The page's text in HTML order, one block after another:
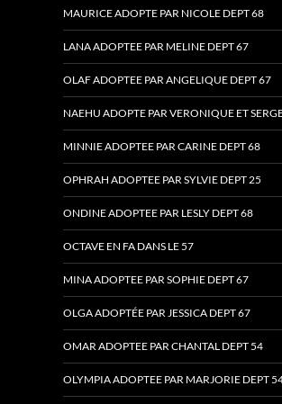
MAURICE ADOPTE PAR NICOLE DEPT 68
LANA ADOPTEE PAR MELINE DEPT 67
OLAF ADOPTEE PAR ANGELIQUE DEPT 67
NAEHU ADOPTE PAR VERONIQUE ET
MINNIE ADOPTEE PAR CARINE DEPT 68
OPHRAH ADOPTEE PAR SYLVIE DEPT 25
ONDINE ADOPTEE PAR LESLY DEPT 68
OCTAVE EN FA DANS LE 57
MINA ADOPTEE PAR SOPHIE DEPT 67
OLGA ADOPTÉE PAR JESSICA DEPT 67
OMAR ADOPTEE PAR CHANTAL DEPT 54
OLYMPIA ADOPTEE PAR MARJORIE DEPT